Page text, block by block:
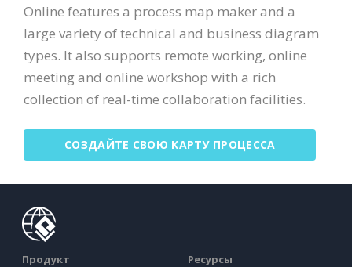
Online features a process map maker and a
large variety of technical and business diagram
types. It also supports remote working, online
meeting and online workshop with a rich
collection of real-time collaboration facilities.
СОЗДАЙТЕ СВОЮ КАРТУ ПРОЦЕССА
Продукт Ресурсы